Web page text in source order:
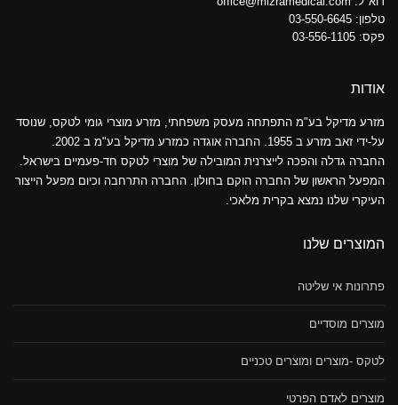
טלפון: 03-550-6645
פקס: 03-556-1105
אודות
מזרע מדיקל בע"מ התפתחה מעסק משפחתי, מזרע מוצרי גומי לטקס, שנוסד
על-ידי זאב מזרע ב 1955. החברה אוגדה כמזרע מדיקל בע"מ ב 2002.
החברה גדלה והפכה לייצרנית המובילה של מוצרי לטקס חד-פעמיים בישראל.
המפעל הראשון של החברה הוקם בחולון. החברה התרחבה וכיום מפעל הייצור
העיקרי שלנו נמצא בקרית מלאכי.
המוצרים שלנו
פתרונות אי שליטה
מוצרים מוסדיים
לטקס -מוצרים ומוצרים טכניים
מוצרים לאדם הפרטי